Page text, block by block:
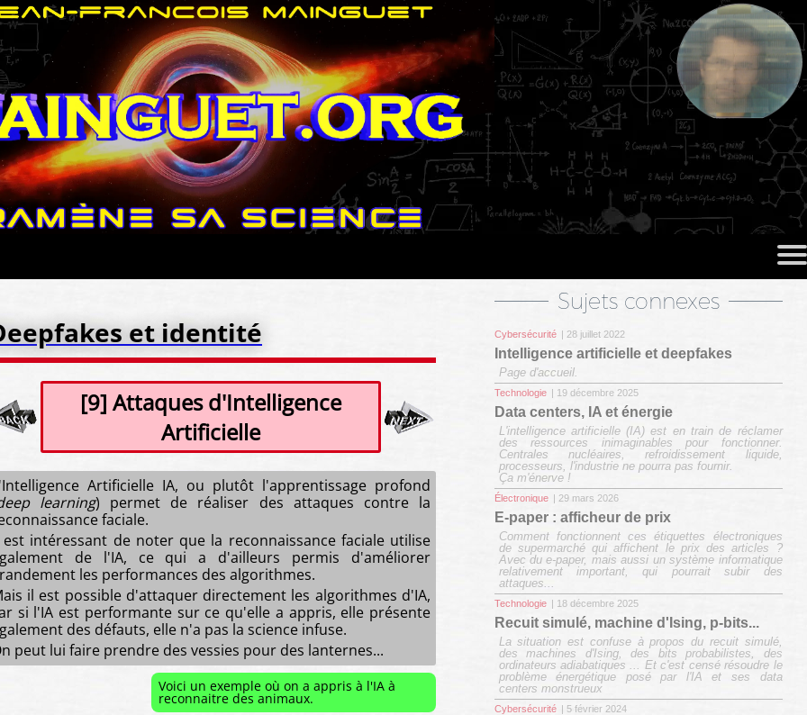
Sujets connexes
Cybersécurité | 28 juillet 2022
Intelligence artificielle et deepfakes
Page d'accueil.
Technologie | 19 décembre 2025
Data centers, IA et énergie
L'intelligence artificielle (IA) est en train de réclamer
des ressources inimaginables pour fonctionner.
Centrales nucléaires, refroidissement liquide,
processeurs, l'industrie ne pourra pas fournir.
Ça m'énerve !
Électronique | 29 mars 2026
E-paper : afficheur de prix
Comment fonctionnent ces étiquettes électroniques
de supermarché qui affichent le prix des articles ?
Avec du e-paper, mais aussi un système informatique
relativement important, qui pourrait subir des
attaques...
Technologie | 18 décembre 2025
Recuit simulé, machine d'Ising, p-bits...
La situation est confuse à propos du recuit simulé,
des machines d'Ising, des bits probabilistes, des
ordinateurs adiabatiques ... Et c'est censé résoudre le
problème énergétique posé par l'IA et ses data
centers monstrueux
Cybersécurité | 5 février 2024
et identité
[9] Attaques d'Intelligence
Artificielle
Artificielle IA, ou plutôt l'apprentissage profond
learning) permet de réaliser des attaques contre la
faciale.
est intéressant de noter que la reconnaissance faciale utilise
de l'IA, ce qui a d'ailleurs permis d'améliorer
les performances des algorithmes.
il est possible d'attaquer directement les algorithmes d'IA,
si l'IA est performante sur ce qu'elle a appris, elle présente
des défauts, elle n'a pas la science infuse.
peut lui faire prendre des vessies pour des lanternes...
Voici un exemple où on a appris à l'IA à
reconnaitre des animaux.